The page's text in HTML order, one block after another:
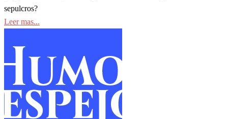
sepulcros?
Leer mas...